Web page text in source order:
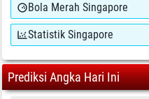
Bola Merah Singapore
Statistik Singapore
Prediksi Angka Hari Ini